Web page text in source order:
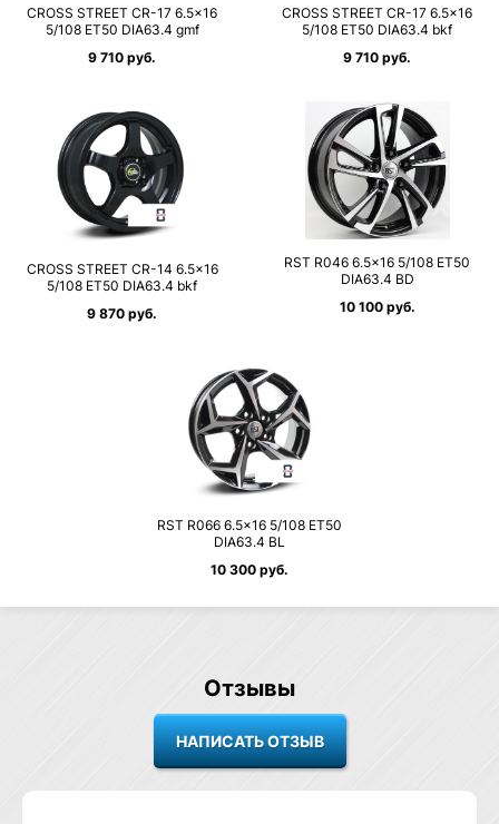
CROSS STREET CR-17 6.5×16
5/108 ET50 DIA63.4 gmf
9 710 руб.
CROSS STREET CR-17 6.5×16
5/108 ET50 DIA63.4 bkf
9 710 руб.
CROSS STREET CR-14 6.5×16
5/108 ET50 DIA63.4 bkf
9 870 руб.
RST R046 6.5×16 5/108 ET50
DIA63.4 BD
10 100 руб.
RST R066 6.5×16 5/108 ET50
DIA63.4 BL
10 300 руб.
Отзывы